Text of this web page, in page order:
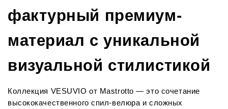
фактурный премиум-
материал с уникальной
визуальной стилистикой
Коллекция VESUVIO от Mastrotto — это сочетание
высококачественного спил-велюра и сложных